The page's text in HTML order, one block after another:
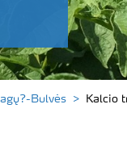
Bulvės Kalcio